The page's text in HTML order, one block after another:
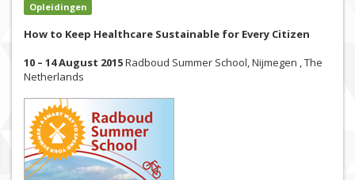
Opleidingen
How to Keep Healthcare Sustainable for Every Citizen
10 – 14 August 2015Radboud Summer School, Nijmegen , The
Netherlands